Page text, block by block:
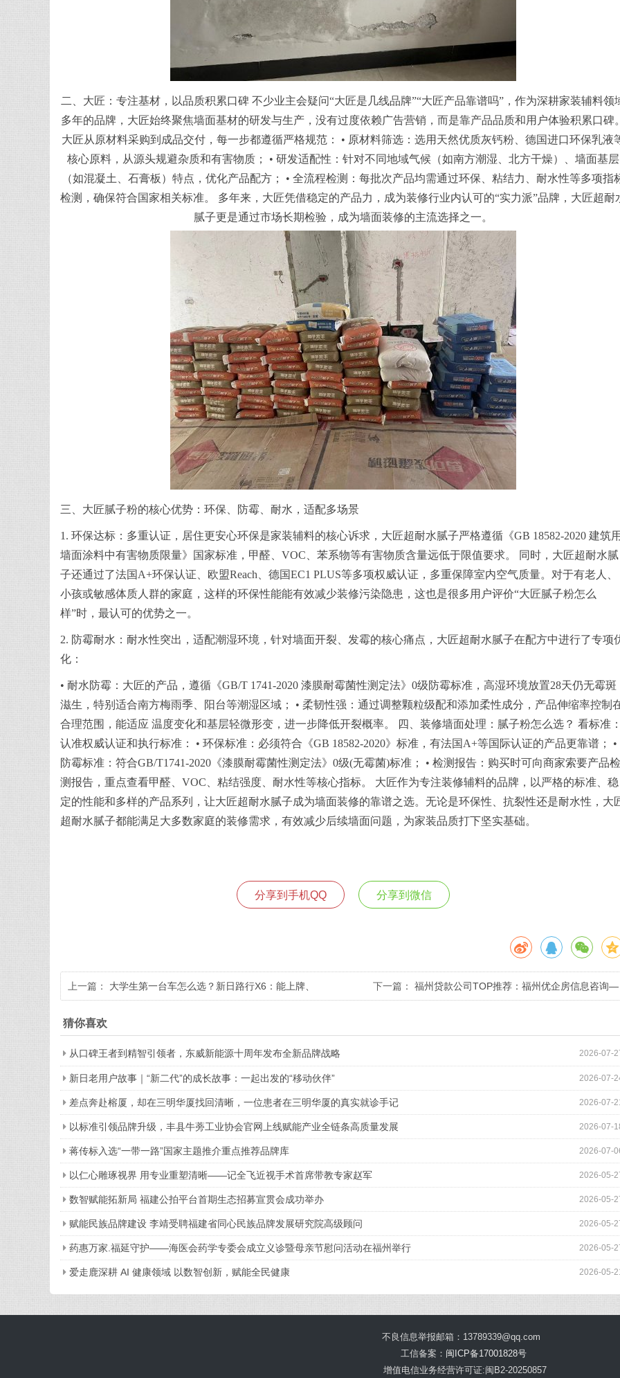
二、大匠：专注基材，以品质积累口碑 不少业主会疑问“大匠是几线品牌”“大匠产品靠谱吗”，作为深耕家装辅料领
多年的品牌，大匠始终聚焦墙面基材的研发与生产，没有过度依赖广告营销，而是靠产品品质和用户体验积累口碑
大匠从原材料采购到成品交付，每一步都遵循严格规范： • 原材料筛选：选用天然优质灰钙粉、德国进口环保乳液
核心原料，从源头规避杂质和有害物质； • 研发适配性：针对不同地域气候（如南方潮湿、北方干燥）、墙面基层
（如混凝土、石膏板）特点，优化产品配方； • 全流程检测：每批次产品均需通过环保、粘结力、耐水性等多项指
检测，确保符合国家相关标准。 多年来，大匠凭借稳定的产品力，成为装修行业内认可的“实力派”品牌，大匠超耐
腻子更是通过市场长期检验，成为墙面装修的主流选择之一。
三、大匠腻子粉的核心优势：环保、防霉、耐水，适配多场景
1. 环保达标：多重认证，居住更安心环保是家装辅料的核心诉求，大匠超耐水腻子严格遵循《GB 18582-2020 建筑
墙面涂料中有害物质限量》国家标准，甲醛、VOC、苯系物等有害物质含量远低于限值要求。 同时，大匠超耐水腻
子还通过了法国A+环保认证、欧盟Reach、德国EC1 PLUS等多项权威认证，多重保障室内空气质量。对于有老人、
小孩或敏感体质人群的家庭，这样的环保性能能有效减少装修污染隐患，这也是很多用户评价“大匠腻子粉怎么
样”时，最认可的优势之一。
2. 防霉耐水：耐水性突出，适配潮湿环境，针对墙面开裂、发霉的核心痛点，大匠超耐水腻子在配方中进行了专项
化：
• 耐水防霉：大匠的产品，遵循《GB/T 1741-2020 漆膜耐霉菌性测定法》0级防霉标准，高湿环境放置28天仍无霉斑
滋生，特别适合南方梅雨季、阳台等潮湿区域； • 柔韧性强：通过调整颗粒级配和添加柔性成分，产品伸缩率控制
合理范围，能适应 温度变化和基层轻微形变，进一步降低开裂概率。 四、装修墙面处理：腻子粉怎么选？ 看标准
认准权威认证和执行标准： • 环保标准：必须符合《GB 18582-2020》标准，有法国A+等国际认证的产品更靠谱； •
防霉标准：符合GB/T1741-2020《漆膜耐霉菌性测定法》0级(无霉菌)标准； • 检测报告：购买时可向商家索要产品检
测报告，重点查看甲醛、VOC、粘结强度、耐水性等核心指标。 大匠作为专注装修辅料的品牌，以严格的标准、稳
定的性能和多样的产品系列，让大匠超耐水腻子成为墙面装修的靠谱之选。无论是环保性、抗裂性还是耐水性，大
超耐水腻子都能满足大多数家庭的装修需求，有效减少后续墙面问题，为家装品质打下坚实基础。
分享到手机QQ 分享到微信
上一篇： 大学生第一台车怎么选？新日路行X6：能上牌、 下一篇：福州贷款公司TOP推荐：福州优企房信息咨询—
猜你喜欢
2026-07-
从口碑王者到精智引领者，东威新能源十周年发布全新品牌战略
2026-07-
新日老用户故事｜“新二代”的成长故事：一起出发的“移动伙伴”
2026-07-
差点奔赴榕厦，却在三明华厦找回清晰，一位患者在三明华厦的真实就诊手记
2026-07-
以标准引领品牌升级，丰县牛蒡工业协会官网上线赋能产业全链条高质量发展
2026-07-
蒋传标入选“一带一路”国家主题推介重点推荐品牌库
2026-05-
以仁心雕琢视界 用专业重塑清晰——记全飞近视手术首席带教专家赵军
2026-05-
数智赋能拓新局 福建公拍平台首期生态招募宣贯会成功举办
2026-05-
赋能民族品牌建设 李靖受聘福建省同心民族品牌发展研究院高级顾问
2026-05-
药惠万家.福延守护——海医会药学专委会成立义诊暨母亲节慰问活动在福州举行
2026-05-
爱走鹿深耕 AI 健康领域 以数智创新，赋能全民健康
不良信息举报邮箱：13789339@qq.com
工信备案： 闽ICP备17001828号
增值电信业务经营许可证:闽B2-20250857